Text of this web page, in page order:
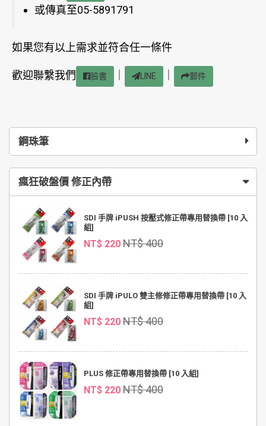
鋼珠筆
瘋狂破盤價 修正內帶
SDI 手牌 iPUSH 按壓式修正帶專用替換帶 [10 入
組]
NT$ 220 NT$ 400
SDI 手牌 iPULO 雙主修修正帶專用替換帶 [10 入
組]
NT$ 220 NT$ 400
PLUS 修正帶專用替換帶 [10 入組]
NT$ 220 NT$ 400
或傳真至05-5891791
如果您有以上需求並符合任一條件
歡迎聯繫我們 臉書 LINE 郵件